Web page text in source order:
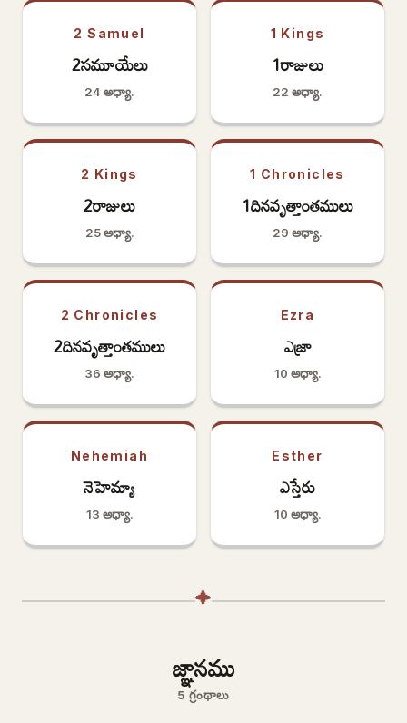
2 Samuel
2సమూయేలు
24 అధ్యా.
1 Kings
1రాజులు
22 అధ్యా.
2 Kings
2రాజులు
25 అధ్యా.
1 Chronicles
1దినవృత్తాంతములు
29 అధ్యా.
2 Chronicles
2దినవృత్తాంతములు
36 అధ్యా.
Ezra
ఎజ్రా
10 అధ్యా.
Nehemiah
నెహెమ్యా
13 అధ్యా.
Esther
ఎస్తేరు
10 అధ్యా.
✦
జ్ఞానము
5 గ్రంథాలు